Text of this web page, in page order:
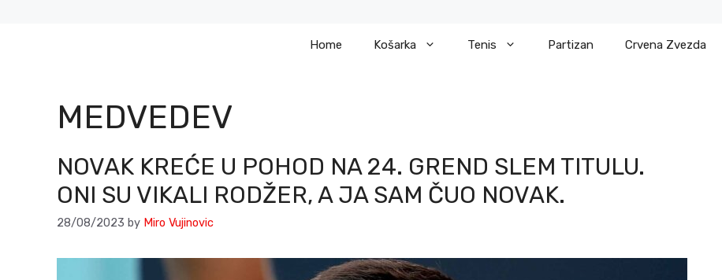
Home Košarka Tenis Partizan Crvena Zvezda
MEDVEDEV
NOVAK KREĆE U POHOD NA 24. GREND SLEM TITULU.
ONI SU VIKALI RODŽER, A JA SAM ČUO NOVAK.
28/08/2023 by Miro Vujinovic